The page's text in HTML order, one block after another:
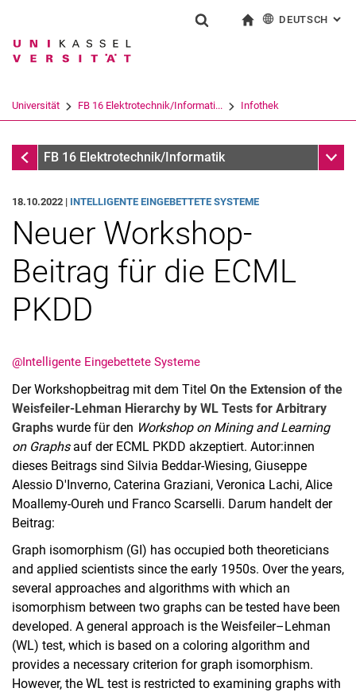
Springe direkt zu: Inhalt
Springe direkt zu: Suche
Springe direkt zu:
Suchbegriff
Suchen (öffnet externen Link in einem
DEUTSCH :
Universität FB 16 Elektrotechnik/Informati... Infothek
InfothekFB 16 Elektrotechnik/Informatik
Termine
Aktuelles
Veranstaltungen
Stellenausschreibungen
18.10.2022 | INTELLIGENTE EINGEBETTETE SYSTEME
Neuer Workshop-
Beitrag für die ECML
PKDD
@Intelligente Eingebettete Systeme
Der Workshopbeitrag mit dem Titel On the Extension of the
Weisfeiler-Lehman Hierarchy by WL Tests for Arbitrary
Graphs wurde für den Workshop on Mining and Learning
on Graphsauf der ECML PKDD akzeptiert. Autor:innen
dieses Beitrags sind Silvia Beddar-Wiesing, Giuseppe
Alessio D'Inverno, Caterina Graziani, Veronica Lachi, Alice
Moallemy-Oureh und Franco Scarselli. Darum handelt der
Beitrag:
Graph isomorphism (GI) has occupied both theoreticians
and applied scientists since the early 1950s. Over the years,
several approaches and algorithms with which an
isomorphism between two graphs can be tested have been
developed. A general approach is the Weisfeiler–Lehman
(WL) test, which is based on a coloring algorithm and
provides a necessary criterion for graph isomorphism.
However, the WL test is restricted to examining graphs with